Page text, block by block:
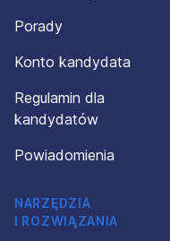
Porady
Konto kandydata
Regulamin dla
kandydatów
Powiadomienia
NARZĘDZIA
I ROZWIĄZANIA